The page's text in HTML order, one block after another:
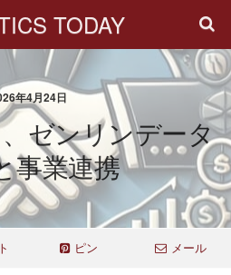
TODAY
年4月24日
ゼンリンデータ
事業連携
ピン メール